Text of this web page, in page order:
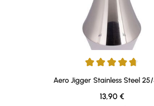
Durchschnittliche Bewertung von 4.67
Aero Jigger Stainless Steel
Regulärer Preis:
13,90 €